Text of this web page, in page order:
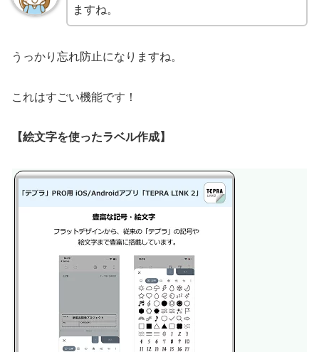
ますね。
うっかり忘れ防止になりますね。
これはすごい機能です！
【絵文字を使ったラベル作成】